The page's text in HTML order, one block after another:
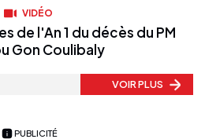
VIDÉO
de l'An 1 du décès du PM
Gon Coulibaly
VOIR PLUS
PUBLICITÉ